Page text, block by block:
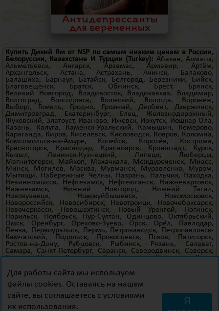
Купить Дикий Ям от NSP по самым низким ценам в России,
Белоруссии, Казахстане И Турции (Turkey): Абакан,Алматы,
Альметьевск, Ангарск, Арзамас,Армавир,Артём,
Архангельск, Астана, Астрахань,Ачинск, Балаково,
Балашиха, Барнаул, Батайск, Белгород, Березники, Бийск,
Благовещенск, Братск, Обнинск, Брест, Брянск,
Великий Новгород, Владивосток, Владикавказ, Владимир,
Волгоград, Волгодонск, Волжский, Вологда, Воронеж,
Выборг, Гомель, Гродно, Грозный,Дербент,Дзержинск,
Димитровград, Екатеринбург, Елец, Железнодорожный,
Жуковский, Златоуст, Иваново, Ижевск, Иркутск, Йошкар-Ола,
Казань, Калуга, Каменск-Уральский, Камышин, Кемерово,
Караганда, Киров, Киселёвск, Кисловодск, Ковров, Коломна,
Комсомольск-на-Амуре, Копейск, Королёв, Кострома,
Красногорск, Краснодар, Красноярск, Кронштадт, Курск,
Кызыл, Ленинск-Кузнецкий,Липецк,Люберцы,
Магнитогорск, Майкоп, Махачкала, Междуреченск, Миасс,
Минск, Могилев, Москва, Мурманск, Муравленко, Муром,
Мытищи, Набережные Челны, Назрань, Нальчик, Находка,
Невинномысск, Нефтекамск, Нефтеюганск, Нижневартовск,
Нижнекамск, Нижний Новгород, Нижний Тагил,
Новокузнецк, Новокуйбышевск, Новомосковск,
Новороссийск, Новосибирск, Новотроицк, Новочебоксарск,
Новочеркасск, Новошахтинск, Новый Уренгой, Ногинск,
Норильск, Ноябрьск, Нур-Султан, Одинцово, Октябрьский,
Омск, Оренбург, Орехово-Зуево, Орск, Орёл, Павлодар,
Пенза, Первоуральск, Пермь, Петрозаводск,
Петропавловск-
Камчатский, Подольск, Прокопьевск, Псков, Пятигорск,
Ростов-на-Дону, Рубцовск, Рыбинск, Рязань, Салават,
Самара, Санкт-Петербург, Саранск, Северодвинск, Северск,
Сергиев Посад,Серпухов,Симферополь,Смоленск,Сочи,
Таганрог,Тамбов,Тверь,Тольятти,
Тюмень
,
Хабаровск,Ханты-Мансийск,Хасавюрт,
Челябинск
Шахты,Щёлково
Электросталь,Элиста ,Энгельс,Южно-Сахалинск ,
Ялте,Ярославльидр
Для работы сайта мы используем
файлы cookies. Оставаясь на нашем
сайте, вы соглашаетесь с условиями
их использования.
Я